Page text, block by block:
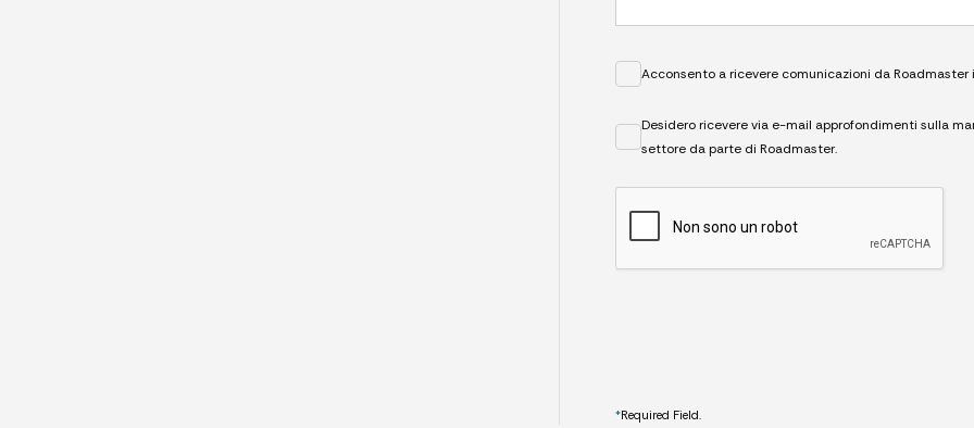
Acconsento a ricevere comunicazioni da
Desidero ricevere via e-mail approfondimenti sulla
settore da parte di Roadmaster.
*Required Field.